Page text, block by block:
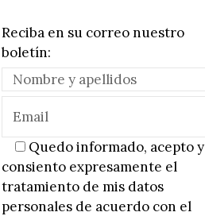
Reciba en su correo nuestro
boletín:
Quedo informado, acepto y
consiento expresamente el
tratamiento de mis datos
personales de acuerdo con el